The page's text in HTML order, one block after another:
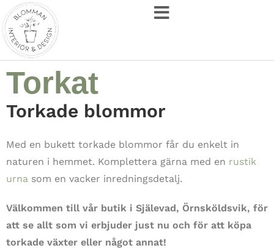
Torkat
Torkade blommor
Med en bukett torkade blommor får du enkelt in
naturen i hemmet. Komplettera gärna med en rustik
urna som en vacker inredningsdetalj.
Välkommen till vår butik i Själevad, Örnsköldsvik, för
att se allt som vi erbjuder just nu och för att köpa
torkade växter eller något annat!